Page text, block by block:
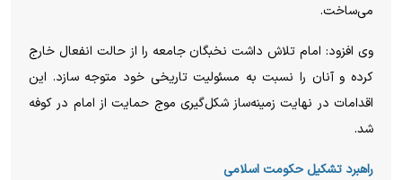
می‌ساخت.
وی افزود: امام تلاش داشت نخبگان جامعه را از حالت انفعال خارج
کرده و آنان را نسبت به مسئولیت تاریخی خود متوجه سازد. این
اقدامات در نهایت زمینه‌ساز شکل‌گیری موج حمایت از امام در کوفه
شد.
راهبرد تشکیل حکومت اسلامی